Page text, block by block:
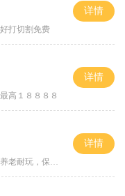
打切割免费
详情
高１８８８８
详情
玩，保底回収
详情